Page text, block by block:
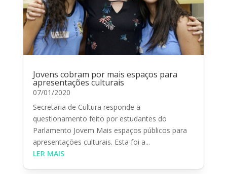
Jovens cobram por mais espaços para
apresentações culturais
07/01/2020
Secretaria de Cultura responde a
questionamento feito por estudantes do
Parlamento Jovem Mais espaços públicos para
apresentações culturais. Esta foi a...
LER MAIS